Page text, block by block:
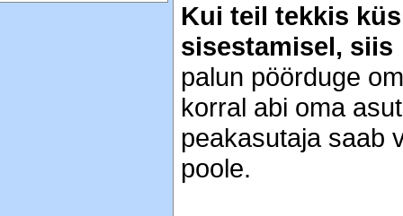
Kui teil tekkis
sisestamisel, siis
palun pöörduge
korral abi oma
peakasutaja saab
poole.